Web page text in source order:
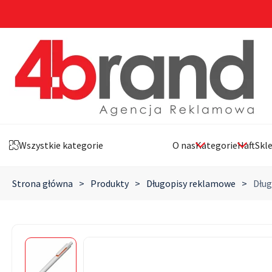
Wszystkie kategorie O nasKategorieHaft
Strona główna > Produkty > Długopisy reklamowe >